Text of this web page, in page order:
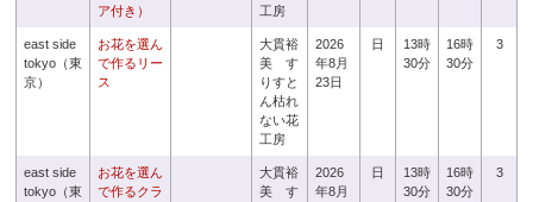
ア付き）
工房
east side
tokyo（東
京）
お花を選ん
で作るリー
ス
大貫裕
美 す
りすと
ん枯れ
ない花
工房
2026
年8月
23日
日
13時
30分
16時
30分
3
east side
tokyo（東
お花を選ん
で作るクラ
大貫裕
美 す
2026
年8月
日
13時
30分
16時
30分
3